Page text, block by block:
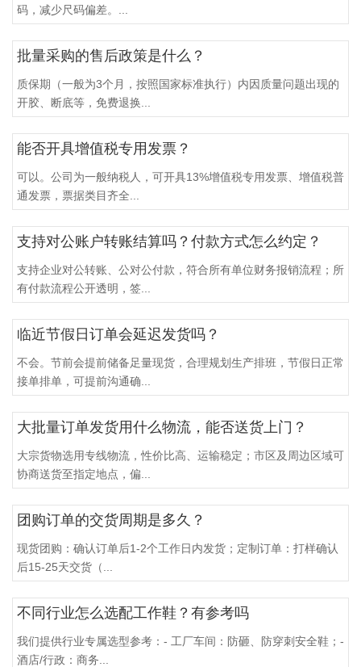
码，减少尺码偏差。...
批量采购的售后政策是什么？
质保期（一般为3个月，按照国家标准执行）内因质量问题出现的
开胶、断底等，免费退换...
能否开具增值税专用发票？
可以。公司为一般纳税人，可开具13%增值税专用发票、增值税普
通发票，票据类目齐全...
支持对公账户转账结算吗？付款方式怎么约定？
支持企业对公转账、公对公付款，符合所有单位财务报销流程；所
有付款流程公开透明，签...
临近节假日订单会延迟发货吗？
不会。节前会提前储备足量现货，合理规划生产排班，节假日正常
接单排单，可提前沟通确...
大批量订单发货用什么物流，能否送货上门？
大宗货物选用专线物流，性价比高、运输稳定；市区及周边区域可
协商送货至指定地点，偏...
团购订单的交货周期是多久？
现货团购：确认订单后1-2个工作日内发货；定制订单：打样确认
后15-25天交货（...
不同行业怎么选配工作鞋？有参考吗
我们提供行业专属选型参考：- 工厂车间：防砸、防穿刺安全鞋；-
酒店/行政：商务...